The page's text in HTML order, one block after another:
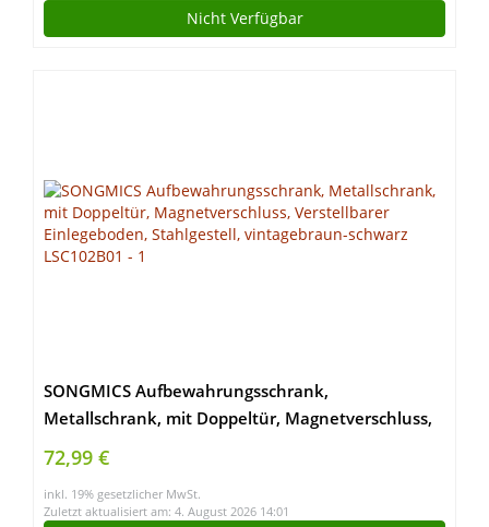
Nicht Verfügbar
SONGMICS Aufbewahrungsschrank,
Metallschrank, mit Doppeltür, Magnetverschluss,
Verstellbarer Einlegeboden, Stahlgestell,
vintagebraun-schwarz LSC102B01
72,99 €
inkl. 19% gesetzlicher MwSt.
Zuletzt aktualisiert am: 4. August 2026 14:01